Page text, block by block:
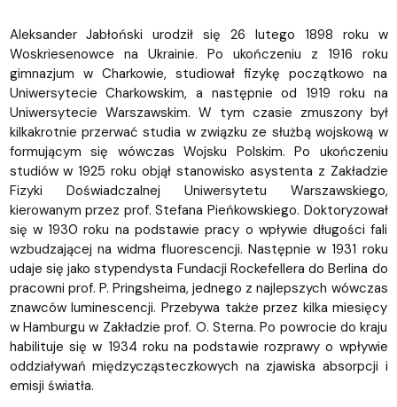
Aleksander Jabłoński urodził się 26 lutego 1898 roku w
Woskriesenowce na Ukrainie. Po ukończeniu z 1916 roku
gimnazjum w Charkowie, studiował fizykę początkowo na
Uniwersytecie Charkowskim, a następnie od 1919 roku na
Uniwersytecie Warszawskim. W tym czasie zmuszony był
kilkakrotnie przerwać studia w związku ze służbą wojskową w
formującym się wówczas Wojsku Polskim. Po ukończeniu
studiów w 1925 roku objął stanowisko asystenta z Zakładzie
Fizyki Doświadczalnej Uniwersytetu Warszawskiego,
kierowanym przez prof. Stefana Pieńkowskiego. Doktoryzował
się w 1930 roku na podstawie pracy o wpływie długości fali
wzbudzającej na widma fluorescencji. Następnie w 1931 roku
udaje się jako stypendysta Fundacji Rockefellera do Berlina do
pracowni prof. P. Pringsheima, jednego z najlepszych wówczas
znawców luminescencji. Przebywa także przez kilka miesięcy
w Hamburgu w Zakładzie prof. O. Sterna. Po powrocie do kraju
habilituje się w 1934 roku na podstawie rozprawy o wpływie
oddziaływań międzycząsteczkowych na zjawiska absorpcji i
emisji światła.